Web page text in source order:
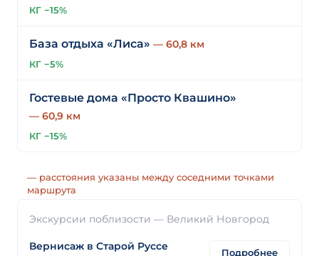
КГ −15%
База отдыха «Лиса» — 60,8 км
КГ −5%
Гостевые дома «Просто Квашино»
— 60,9 км
КГ −15%
— расстояния указаны между соседними точками
маршрута
Экскурсии поблизости — Великий Новгород
Вернисаж в Старой Руссе
Подробнее